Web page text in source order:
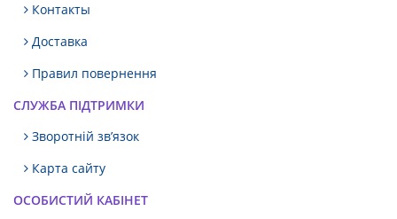
Контакты
Доставка
Правил повернення
СЛУЖБА ПІДТРИМКИ
Зворотній зв’язок
Карта сайту
ОСОБИСТИЙ КАБІНЕТ